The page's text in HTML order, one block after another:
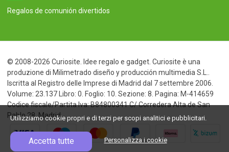
Regalos de comunión divertidos
© 2008-2026 Curiosite. Idee regalo e gadget. Curiosite è una
produzione di Milimetrado diseño y producción multimedia S.L..
Iscritta al Registro delle Imprese di Madrid dal 7 settembre 2006.
Volume: 23.137 Libro: 0. Foglio: 10. Sezione: 8. Pagina: M-414659
Codice fiscale/Partita Iva: B84800341 C/ Corredera Alta de San
Pablo 28, Madrid
Utilizziamo cookie propri e di terzi per scopi analitici e pubblicitari.
Accetta tutte Personalizza i cookie